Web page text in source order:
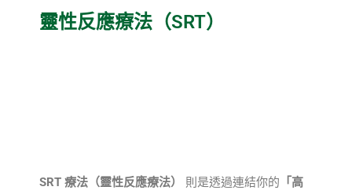
靈性反應療法（SRT）
SRT 療法（靈性反應療法） 則是透過連結你的 「高